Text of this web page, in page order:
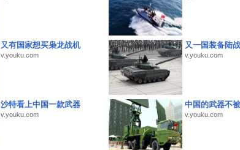
又有国家想买枭龙战机
v.youku.com
又一国装备陆
v.youku.com
沙特看上中国一款武器
v.youku.com
中国的武器不
v.youku.com